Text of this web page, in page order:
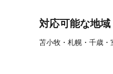
対応可能な地域
苫小牧・札幌・千歳・